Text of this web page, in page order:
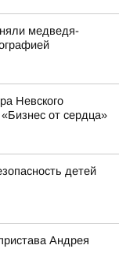
медведя-
Невского
от сердца»
детей
Андрея